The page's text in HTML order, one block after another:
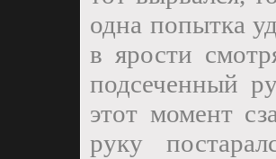
одна попытка
в ярости
подсеченный
этот момент
руку